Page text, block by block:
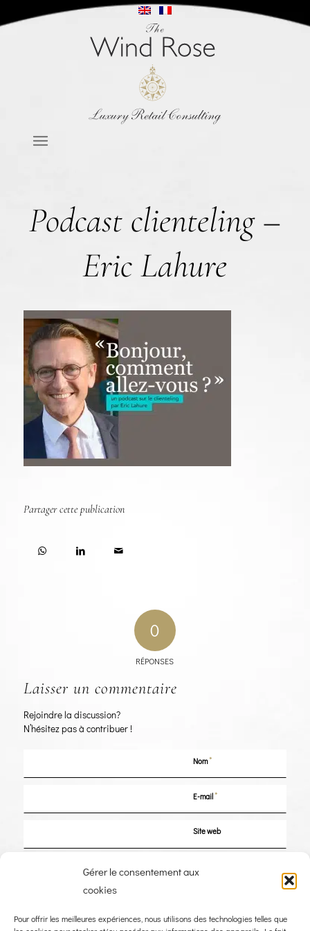
Gérer le consentement aux
cookies
Pour offrir les meilleures expériences, nous utilisons des technologies telles que
Podcast clienteling –
Eric Lahure
Partager cette publication
0
RÉPONSES
Laisser un commentaire
Rejoindre la discussion?
N’hésitez pas à contribuer !
Nom*
E-mail*
Site web
Enregistrer mon nom, mon e-mail et mon site dans le navigateur pour mon
prochain commentaire.